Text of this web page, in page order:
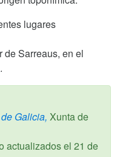
lugares
de Sarreaus, en el
Galicia, Xunta de
actualizados el 21 de